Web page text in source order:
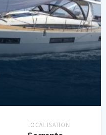
LOCALISATION